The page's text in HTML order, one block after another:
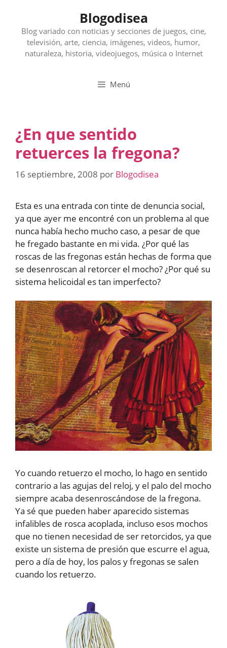
contenido
Blogodisea
Blog variado con noticias y secciones de juegos, cine,
televisión, arte, ciencia, imágenes, videos, humor,
naturaleza, historia, videojuegos, música o Internet
Menú
¿En que sentido
retuerces la fregona?
16 septiembre, 2008 por Blogodisea
Esta es una entrada con tinte de denuncia social,
ya que ayer me encontré con un problema al que
nunca había hecho mucho caso, a pesar de que
he fregado bastante en mi vida. ¿Por qué las
roscas de las fregonas están hechas de forma que
se desenroscan al retorcer el mocho? ¿Por qué su
sistema helicoidal es tan imperfecto?
Yo cuando retuerzo el mocho, lo hago en sentido
contrario a las agujas del reloj, y el palo del mocho
siempre acaba desenroscándose de la fregona.
Ya sé que pueden haber aparecido sistemas
infalibles de rosca acoplada, incluso esos mochos
que no tienen necesidad de ser retorcidos, ya que
existe un sistema de presión que escurre el agua,
pero a día de hoy, los palos y fregonas se salen
cuando los retuerzo.